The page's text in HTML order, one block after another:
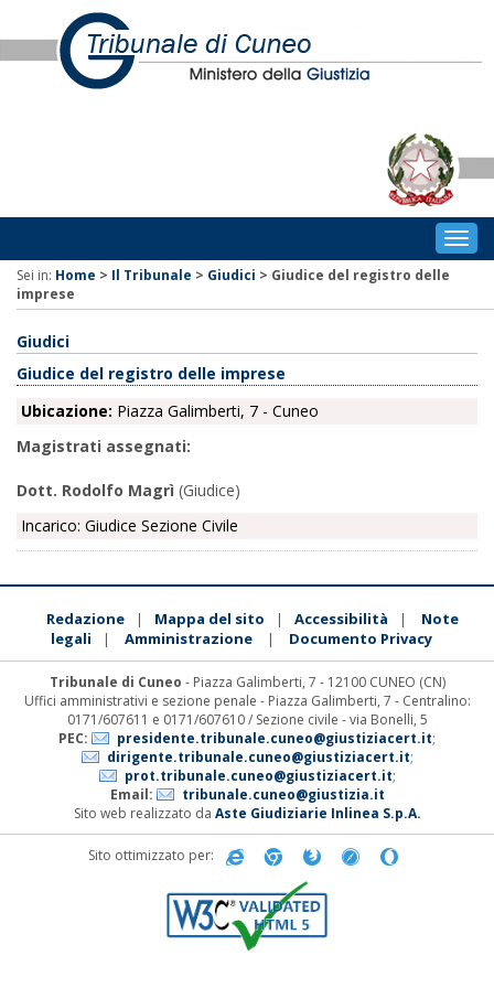
Sei in: Home > Il Tribunale > Giudici > Giudice del registro delle
imprese
Giudici
Giudice del registro delle imprese
Ubicazione: Piazza Galimberti, 7 - Cuneo
Magistrati assegnati:
Dott. Rodolfo Magrì (Giudice)
Incarico: Giudice Sezione Civile
Redazione | Mappa del sito | Accessibilità |
Note
legali
| Amministrazione | Documento Privacy
Tribunale di Cuneo - Piazza Galimberti, 7 - 12100 CUNEO (CN)
Uffici amministrativi e sezione penale - Piazza Galimberti, 7 - Centralino:
0171/607611 e 0171/607610 / Sezione civile - via Bonelli, 5
PEC:
presidente.tribunale.cuneo@giustiziacert.it;
dirigente.tribunale.cuneo@giustiziacert.it;
prot.tribunale.cuneo@giustiziacert.it;
Email:
tribunale.cuneo@giustizia.it
Sito web realizzato da Aste Giudiziarie Inlinea S.p.A.
Sito ottimizzato per: